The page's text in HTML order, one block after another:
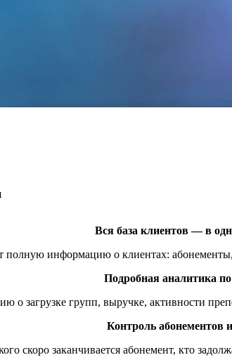
Вся база клиентов — в
полную информацию о клиентах:
Подробная аналитика по
о загрузке групп, выручке, активности
Контроль абонементов
скоро заканчивается абонемент, кто